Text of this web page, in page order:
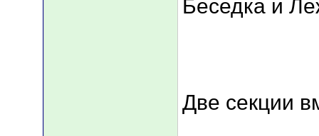
Беседка и
Две секции